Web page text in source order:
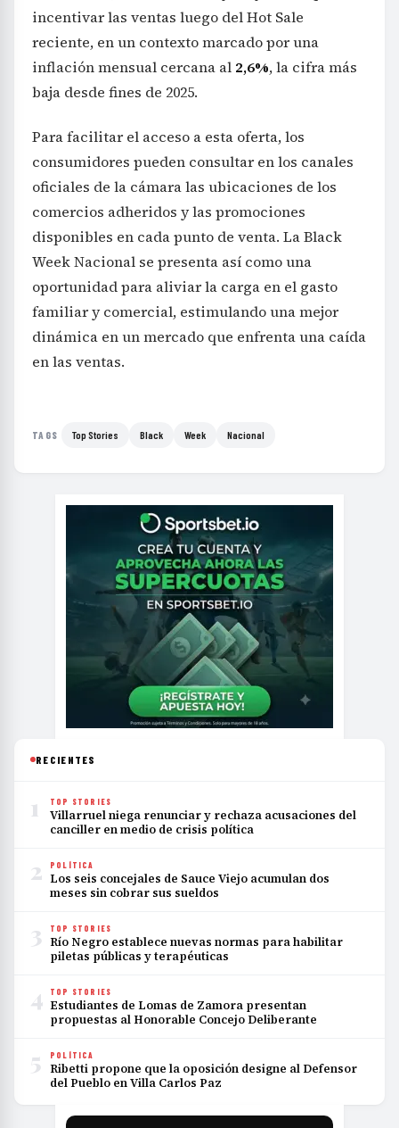
incentivar las ventas luego del Hot Sale
reciente, en un contexto marcado por una
inflación mensual cercana al 2,6%, la cifra más
baja desde fines de 2025.
Para facilitar el acceso a esta oferta, los
consumidores pueden consultar en los canales
oficiales de la cámara las ubicaciones de los
comercios adheridos y las promociones
disponibles en cada punto de venta. La Black
Week Nacional se presenta así como una
oportunidad para aliviar la carga en el gasto
familiar y comercial, estimulando una mejor
dinámica en un mercado que enfrenta una caída
en las ventas.
TAGS Top Stories Black Week Nacional
RECIENTES
1 TOP STORIES
Villarruel niega renunciar y rechaza acusaciones del
canciller en medio de crisis política
2 POLÍTICA
Los seis concejales de Sauce Viejo acumulan dos
meses sin cobrar sus sueldos
3 TOP STORIES
Río Negro establece nuevas normas para habilitar
piletas públicas y terapéuticas
4 TOP STORIES
Estudiantes de Lomas de Zamora presentan
propuestas al Honorable Concejo Deliberante
5 POLÍTICA
Ribetti propone que la oposición designe al Defensor
del Pueblo en Villa Carlos Paz